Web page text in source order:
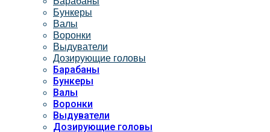
Бункеры
Валы
Воронки
Выдуватели
Дозирующие головы
Барабаны
Бункеры
Валы
Воронки
Выдуватели
Дозирующие головы